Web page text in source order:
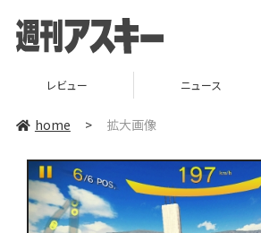
レビュー ニュース
home > 拡大画像